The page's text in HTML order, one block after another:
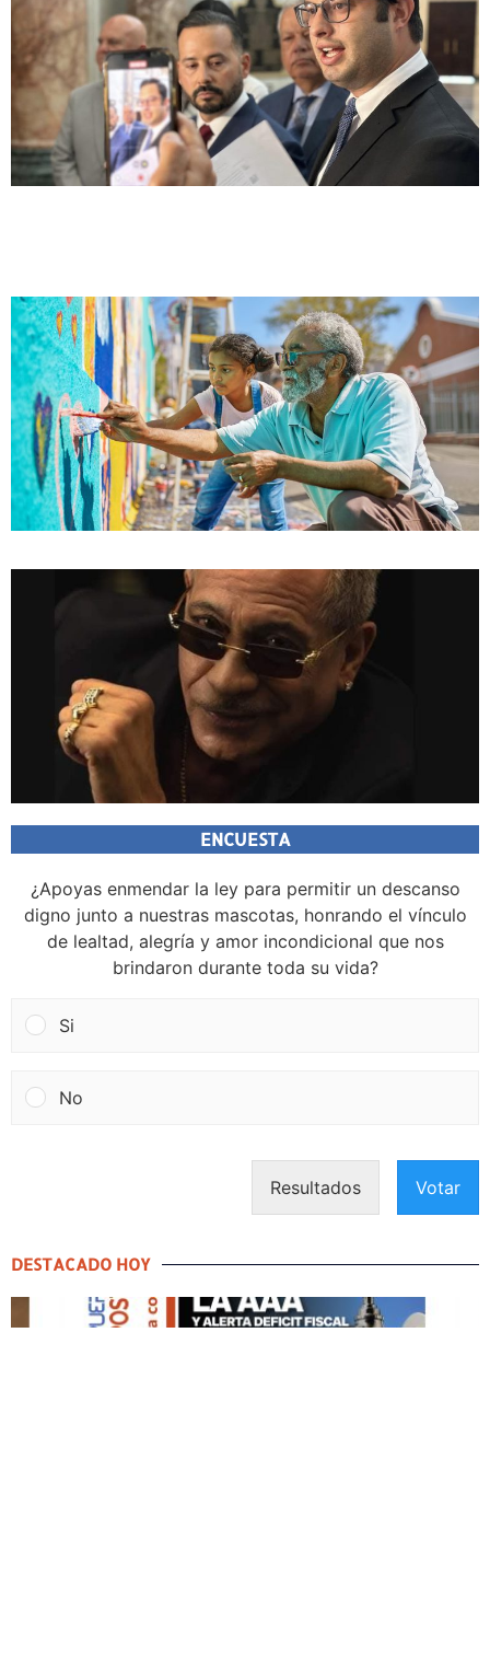
ENCUESTA
¿Apoyas enmendar la ley para permitir un descanso
digno junto a nuestras mascotas, honrando el vínculo
de lealtad, alegría y amor incondicional que nos
brindaron durante toda su vida?
Si
No
Resultados Votar
DESTACADO HOY